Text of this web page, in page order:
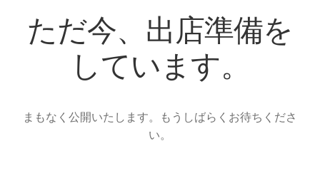
ただ今、出店準備を
しています。
まもなく公開いたします。もうしばらくお待ちくださ
い。